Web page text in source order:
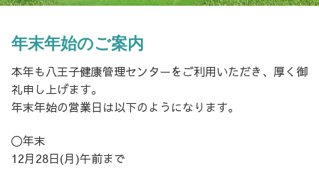
キ
年末年始のご案内
本年も八王子健康管理センターをご利用いただき、厚く御
礼申し上げます。
年末年始の営業日は以下のようになります。
〇年末
12月28日(月)午前まで